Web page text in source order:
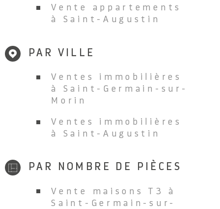
Vente appartements
à Saint-Augustin
PAR VILLE
Ventes immobilières
à Saint-Germain-sur-
Morin
Ventes immobilières
à Saint-Augustin
PAR NOMBRE DE PIÈCES
Vente maisons T3 à
Saint-Germain-sur-